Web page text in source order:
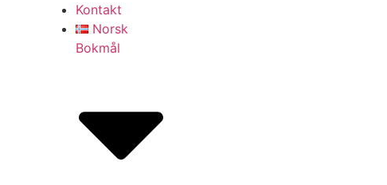
Kontakt
Norsk
Bokmål